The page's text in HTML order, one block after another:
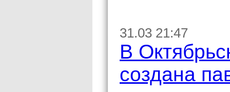
31.03 21:47
В
создана